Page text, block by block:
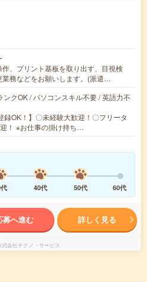
、プリント基板を取り出す、目視検
業務などをお願いします。(派遣…
ンクOK / パソコンスキル不要 / 英語力不
録OK！】〇未経験大歓迎！〇フリータ
！ ※お仕事の掛け持ち…
40代 50代 60代
募へ進む 詳しく見る
式会社テクノ・サービス